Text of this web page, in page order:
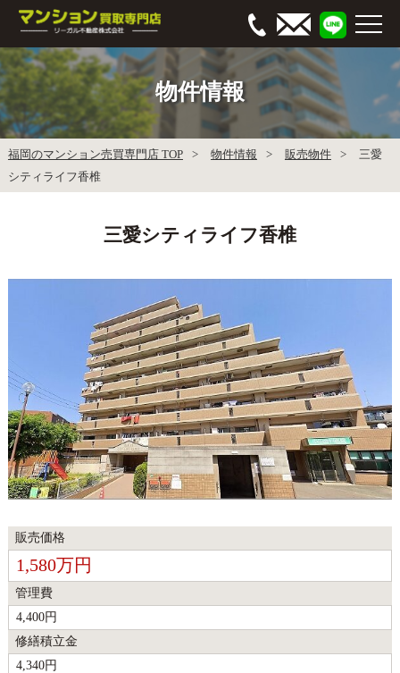
物件情報
福岡のマンション売買専門店 TOP 物件情報 販売物件
三愛
シティライフ香椎
三愛シティライフ香椎
販売価格
1,580万円
管理費
4,400円
修繕積立金
4,340円